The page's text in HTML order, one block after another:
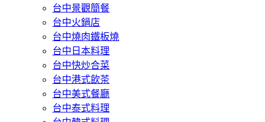
台中景觀簡餐
台中火鍋店
台中燒肉鐵板燒
台中日本料理
台中快炒合菜
台中港式飲茶
台中美式餐廳
台中泰式料理